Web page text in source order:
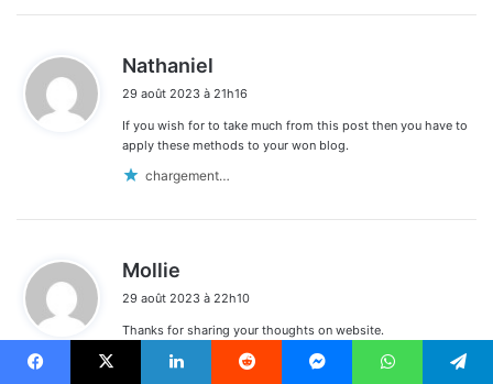
Nathaniel
t
:
29 août 2023 à 21h16
If you wish for to take much from this post then you have to
apply these methods to your won blog.
chargement…
Mollie
t
29 août 2023 à 22h10
Thanks for sharing your thoughts on website.